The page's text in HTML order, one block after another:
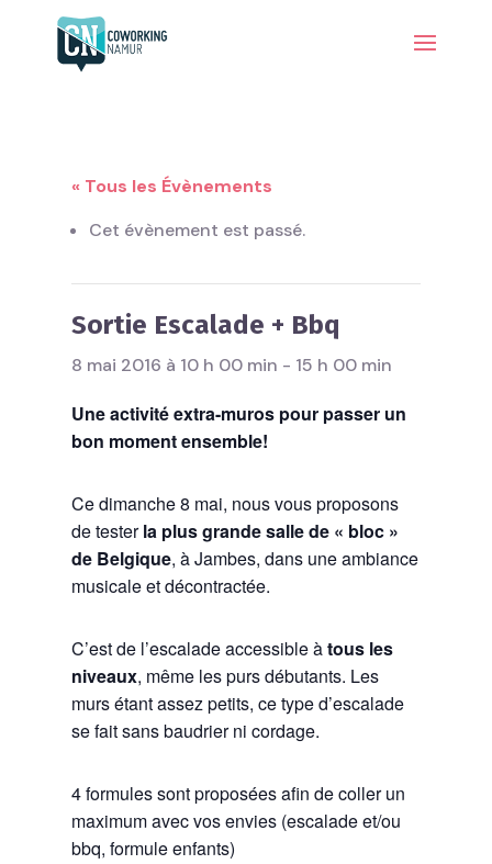
« Tous les Évènements
Cet évènement est passé.
Sortie Escalade + Bbq
8 mai 2016 à 10 h 00 min - 15 h 00 min
Une activité extra-muros pour passer un
bon moment ensemble!
Ce dimanche 8 mai, nous vous proposons
de testerla plus grande salle de « bloc »
de Belgique, à Jambes, dans une ambiance
musicale et décontractée.
C’est de l’escalade accessible àtous les
niveaux, même les purs débutants. Les
murs étant assez petits, ce type d’escalade
se fait sans baudrier ni cordage.
4 formules sont proposées afin de coller un
maximum avec vos envies (escalade et/ou
bbq, formule enfants)